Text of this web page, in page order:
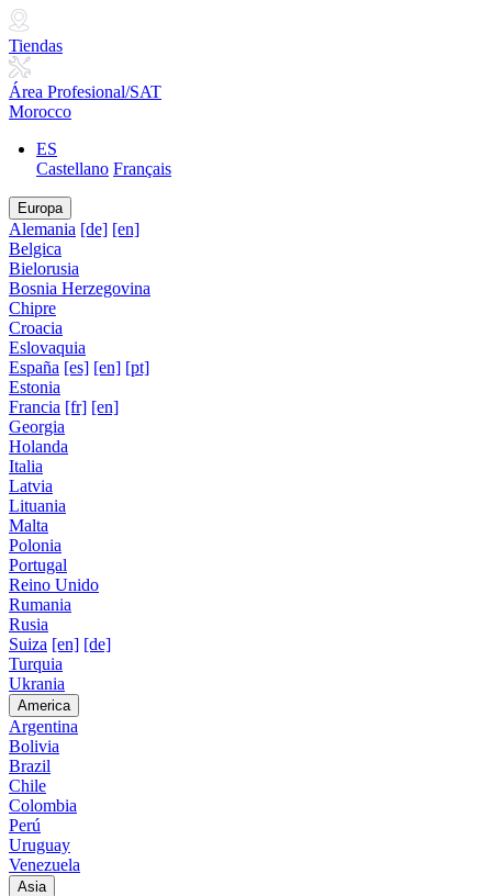
Tiendas
Área Profesional/SAT
Morocco
ES
Castellano Français
Europa
Alemania [de] [en]
Belgica
Bielorusia
Bosnia Herzegovina
Chipre
Croacia
Eslovaquia
España [es] [en] [pt]
Estonia
Francia [fr] [en]
Georgia
Holanda
Italia
Latvia
Lituania
Malta
Polonia
Portugal
Reino Unido
Rumania
Rusia
Suiza [en] [de]
Turquia
Ukrania
America
Argentina
Bolivia
Brazil
Chile
Colombia
Perú
Uruguay
Venezuela
Asia